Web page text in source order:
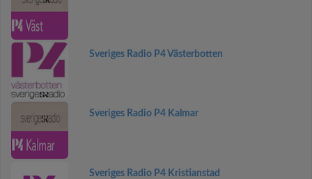
Sveriges Radio P4 Västerbotten
Sveriges Radio P4 Kalmar
Sveriges Radio P4 Kristianstad